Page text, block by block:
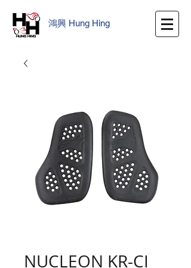
鴻興 Hung Hing
NUCLEON KR-CI